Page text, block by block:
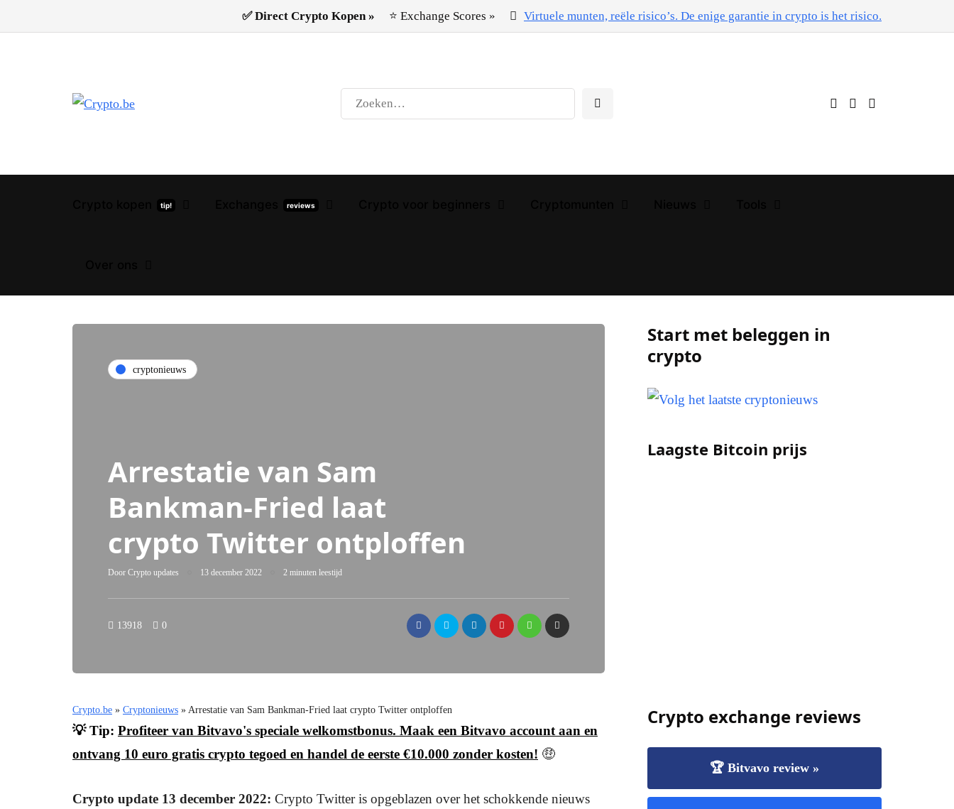
⭐ Exchange Scores »
✅ Direct Crypto Kopen » Virtuele munten, reële risico’s. De enige garantie in crypto is het risico.
tip! reviews
cryptonieuws
Arrestatie van Sam
Bankman-Fried laat
crypto Twitter ontploffen
Door Crypto updates 13 december 2022 2 minuten leestijd
13918 0
Crypto.be » Cryptonieuws » Arrestatie van Sam Bankman-Fried laat crypto Twitter ontploffen
💡 Tip: Profiteer van Bitvavo's speciale welkomstbonus. Maak een Bitvavo account aan en
ontvang 10 euro gratis crypto tegoed en handel de eerste €10.000 zonder kosten! 🤑
Crypto update 13 december 2022: Crypto Twitter is opgeblazen over het schokkende nieuws
Start met beleggen in
crypto
Laagste Bitcoin prijs
Crypto exchange reviews
🏆 Bitvavo review »